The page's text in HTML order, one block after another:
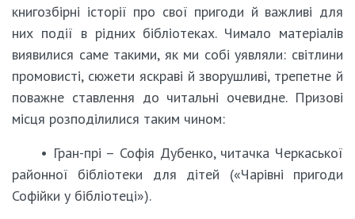
книгозбірні історії про свої пригоди й важливі для
них події в рідних бібліотеках. Чимало матеріалів
виявилися саме такими, як ми собі уявляли: світлини
промовисті, сюжети яскраві й зворушливі, трепетне й
поважне ставлення до читальні очевидне. Призові
місця розподілилися таким чином:
• Гран-прі – Софія Дубенко, читачка Черкаської
районної бібліотеки для дітей («Чарівні пригоди
Софійки у бібліотеці»).